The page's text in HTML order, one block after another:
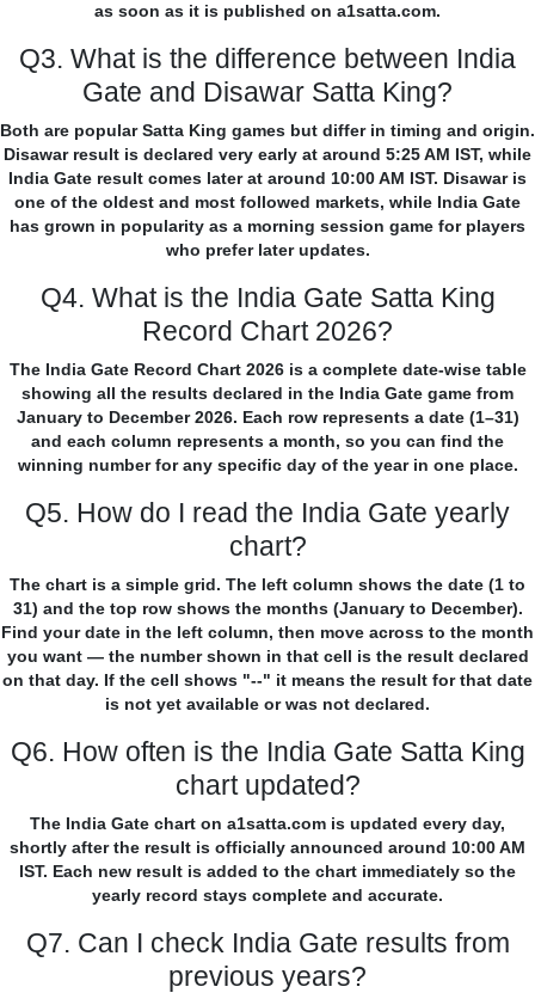
as soon as it is published on a1satta.com.
Q3. What is the difference between India
Gate and Disawar Satta King?
Both are popular Satta King games but differ in timing and origin.
Disawar result is declared very early at around 5:25 AM IST, while
India Gate result comes later at around 10:00 AM IST. Disawar is
one of the oldest and most followed markets, while India Gate
has grown in popularity as a morning session game for players
who prefer later updates.
Q4. What is the India Gate Satta King
Record Chart 2026?
The India Gate Record Chart 2026 is a complete date-wise table
showing all the results declared in the India Gate game from
January to December 2026. Each row represents a date (1–31)
and each column represents a month, so you can find the
winning number for any specific day of the year in one place.
Q5. How do I read the India Gate yearly
chart?
The chart is a simple grid. The left column shows the date (1 to
31) and the top row shows the months (January to December).
Find your date in the left column, then move across to the month
you want — the number shown in that cell is the result declared
on that day. If the cell shows "--" it means the result for that date
is not yet available or was not declared.
Q6. How often is the India Gate Satta King
chart updated?
The India Gate chart on a1satta.com is updated every day,
shortly after the result is officially announced around 10:00 AM
IST. Each new result is added to the chart immediately so the
yearly record stays complete and accurate.
Q7. Can I check India Gate results from
previous years?